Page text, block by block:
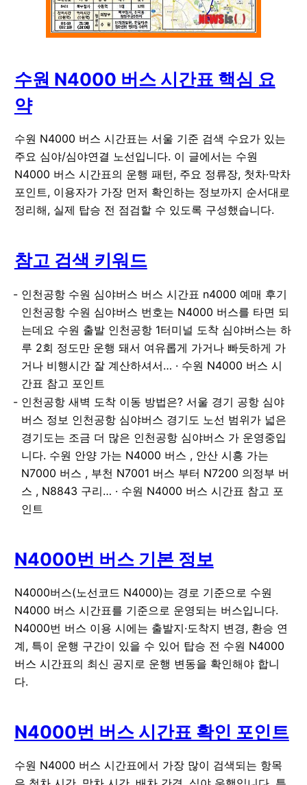
수원 N4000 버스 시간표 핵심 요
약
수원 N4000 버스 시간표는 서울 기준 검색 수요가 있는
주요 심야/심야연결 노선입니다. 이 글에서는 수원
N4000 버스 시간표의 운행 패턴, 주요 정류장, 첫차·막차
포인트, 이용자가 가장 먼저 확인하는 정보까지 순서대로
정리해, 실제 탑승 전 점검할 수 있도록 구성했습니다.
참고 검색 키워드
인천공항 수원 심야버스 버스 시간표 n4000 예매 후기
인천공항 수원 심야버스 번호는 N4000 버스를 타면 되
는데요 수원 출발 인천공항 1터미널 도착 심야버스는 하
루 2회 정도만 운행 돼서 여유롭게 가거나 빠듯하게 가
거나 비행시간 잘 계산하셔서… · 수원 N4000 버스 시
간표 참고 포인트
인천공항 새벽 도착 이동 방법은? 서울 경기 공항 심야
버스 정보 인천공항 심야버스 경기도 노선 범위가 넓은
경기도는 조금 더 많은 인천공항 심야버스 가 운영중입
니다. 수원 안양 가는 N4000 버스 , 안산 시흥 가는
N7000 버스 , 부천 N7001 버스 부터 N7200 의정부 버
스 , N8843 구리… · 수원 N4000 버스 시간표 참고 포
인트
N4000번 버스 기본 정보
N4000버스(노선코드 N4000)는 경로 기준으로 수원
N4000 버스 시간표를 기준으로 운영되는 버스입니다.
N4000번 버스 이용 시에는 출발지·도착지 변경, 환승 연
계, 특이 운행 구간이 있을 수 있어 탑승 전 수원 N4000
버스 시간표의 최신 공지로 운행 변동을 확인해야 합니
다.
N4000번 버스 시간표 확인 포인트
수원 N4000 버스 시간표에서 가장 많이 검색되는 항목